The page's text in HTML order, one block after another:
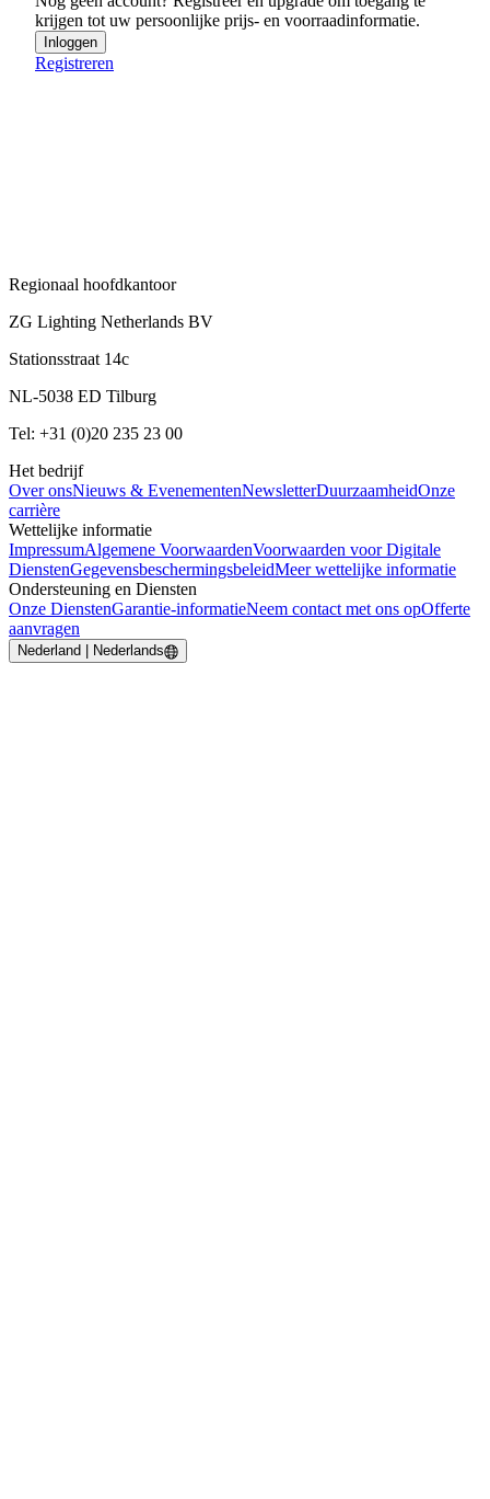
krijgen tot uw persoonlijke prijs- en voorraadinformatie.
Inloggen
Registreren
Regionaal hoofdkantoor
ZG Lighting Netherlands BV
Stationsstraat 14c
NL-5038 ED Tilburg
Tel: +31 (0)20 235 23 00
Het bedrijf
Over onsNieuws & EvenementenNewsletterDuurzaamheidOnze
carrière
Wettelijke informatie
ImpressumAlgemene VoorwaardenVoorwaarden voor Digitale
DienstenGegevensbeschermingsbeleidMeer wettelijke informatie
Ondersteuning en Diensten
Onze DienstenGarantie-informatieNeem contact met ons opOfferte
aanvragen
Nederland | Nederlands